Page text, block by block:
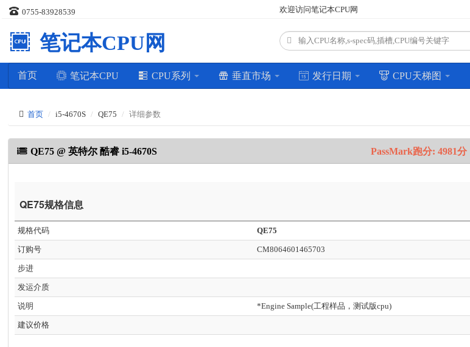
0755-83928539 欢迎访问笔记本CPU网
笔记本CPU网
首页 笔记本CPU CPU系列 垂直市场 发行日期 CPU天梯图
首页 i5-4670S QE75 详细参数
QE75 @ 英特尔 酷睿 i5-4670S PassMark跑分: 4981分
QE75规格信息
规格代码 QE75
订购号 CM8064601465703
步进
发运介质
说明 *Engine Sample(工程样品，测试版cpu)
建议价格